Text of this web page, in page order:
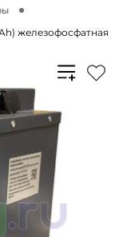
железофосфатная